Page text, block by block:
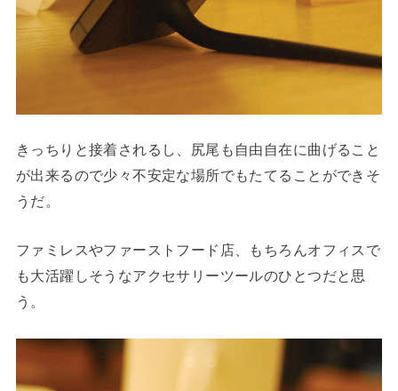
きっちりと接着されるし、尻尾も自由自在に曲げること
が出来るので少々不安定な場所でもたてることができそ
うだ。
ファミレスやファーストフード店、もちろんオフィスで
も大活躍しそうなアクセサリーツールのひとつだと思
う。